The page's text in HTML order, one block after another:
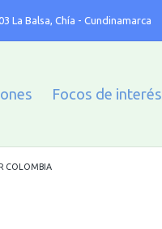
La Balsa, Chía - Cundinamarca
Focos de interés
COLOMBIA